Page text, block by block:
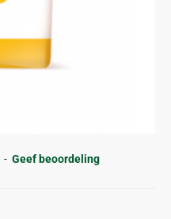
- Geef beoordeling